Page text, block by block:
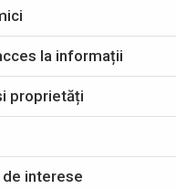
la informații
proprietăți
interese